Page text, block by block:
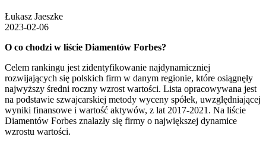
Łukasz Jaeszke
2023-02-06
O co chodzi w liście Diamentów Forbes?
Celem rankingu jest zidentyfikowanie najdynamiczniej
rozwijających się polskich firm w danym regionie, które osiągnęły
najwyższy średni roczny wzrost wartości. Lista opracowywana jest
na podstawie szwajcarskiej metody wyceny spółek, uwzględniającej
wyniki finansowe i wartość aktywów, z lat 2017-2021. Na liście
Diamentów Forbes znalazły się firmy o największej dynamice
wzrostu wartości.